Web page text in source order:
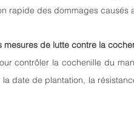
rapide des dommages causés
mesures de lutte contre la
contrôler la cochenille du
la date de plantation, la